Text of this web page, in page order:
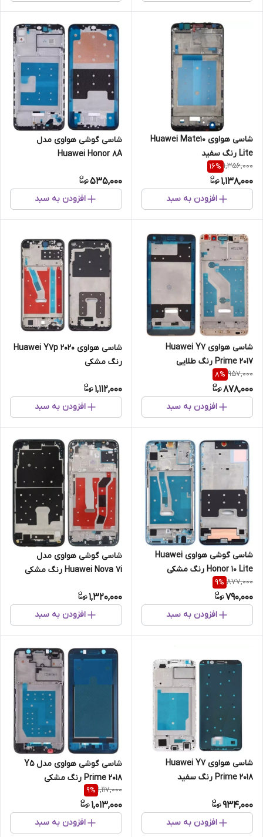
شاسی هواوی Huawei Mate10
Lite رنگ سفید
1,356,000
16%
1,138,000
افزودن به سبد
شاسی گوشی هواوی مدل
Huawei Honor 8A
535,000
افزودن به سبد
شاسی هواوی Huawei Y7
Prime 2017 رنگ طلایی
957,000
8%
878,000
افزودن به سبد
شاسی هواوی Huawei Y7p 2020
رنگ مشکی
1,112,000
افزودن به سبد
شاسی گوشی هواوی Huawei
Honor 10 Lite رنگ مشکی
877,000
9%
790,000
افزودن به سبد
شاسی گوشی هواوی مدل
Huawei Nova 7i رنگ مشکی
1,320,000
افزودن به سبد
شاسی هواوی Huawei Y7
Prime 2018 رنگ سفید
934,000
افزودن به سبد
شاسی گوشی هواوی مدل Y5
Prime 2018 رنگ مشکی
1,117,000
9%
1,013,000
افزودن به سبد